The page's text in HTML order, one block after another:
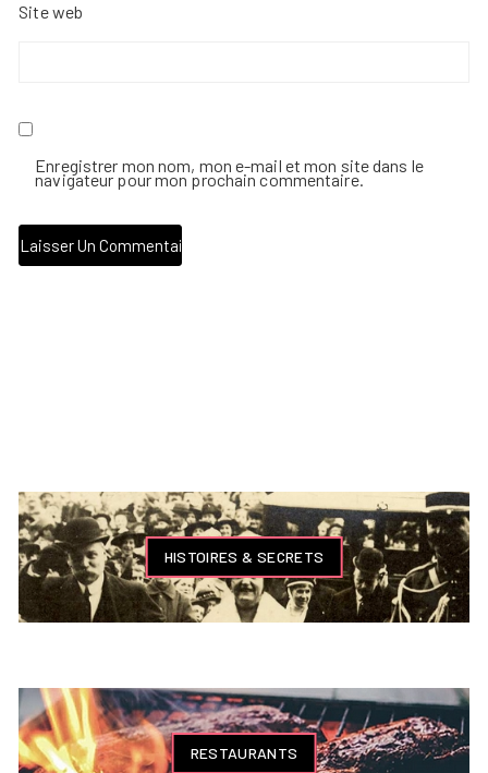
Site web
Enregistrer mon nom, mon e-mail et mon site dans le
navigateur pour mon prochain commentaire.
HISTOIRES & SECRETS
RESTAURANTS